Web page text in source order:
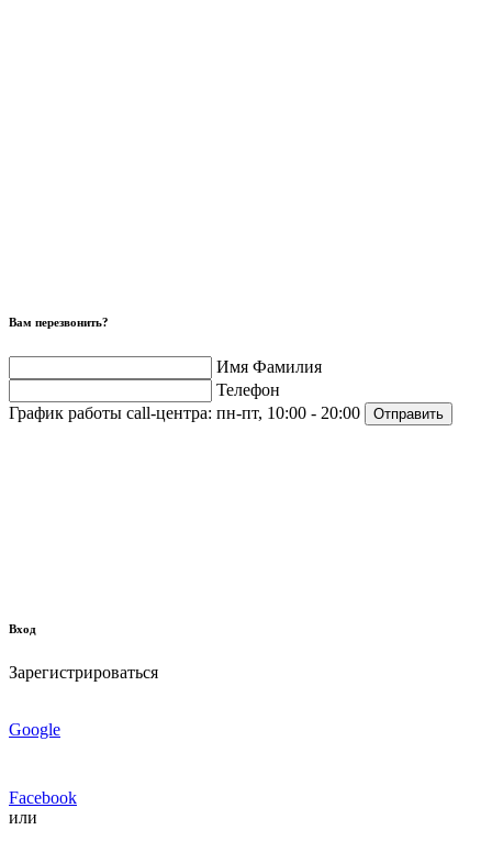
Вам перезвонить?
Имя Фамилия
Телефон
График работы call-центра: пн-пт, 10:00 - 20:00 Отправить
Вход
Зарегистрироваться
Google
Facebook
или